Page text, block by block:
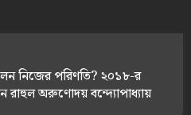
নিজের পরিণতি? ২০১৮-র
রাহুল অরুণোদয় বন্দ্যোপাধ্যায়